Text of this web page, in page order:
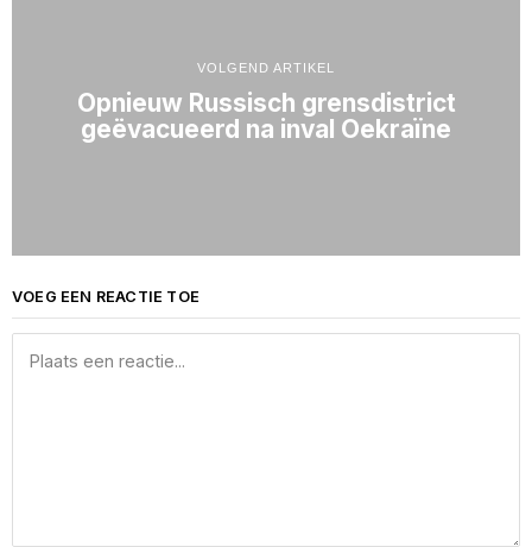
VOLGEND ARTIKEL
Opnieuw Russisch grensdistrict
geëvacueerd na inval Oekraïne
VOEG EEN REACTIE TOE